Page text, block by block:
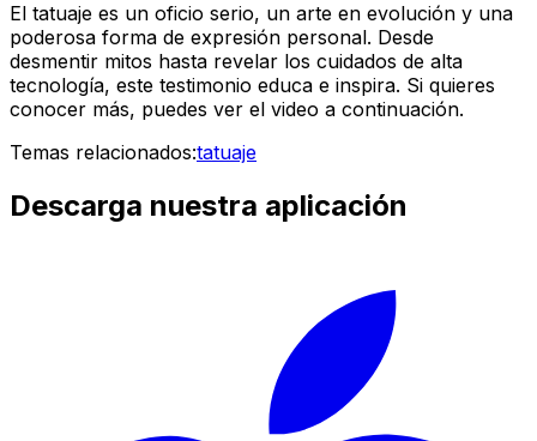
El tatuaje es un oficio serio, un arte en evolución y una
poderosa forma de expresión personal. Desde
desmentir mitos hasta revelar los cuidados de alta
tecnología, este testimonio educa e inspira. Si quieres
conocer más, puedes ver el video a continuación.
Temas relacionados:tatuaje
Descarga nuestra aplicación